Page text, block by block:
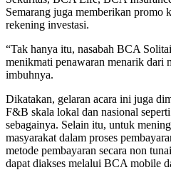
Semarang juga memberikan promo
rekening investasi.
“Tak hanya itu, nasabah BCA
menikmati penawaran menarik dari
imbuhnya.
Dikatakan, gelaran acara ini juga
F&B skala lokal dan nasional
sebagainya. Selain itu, untuk
masyarakat dalam proses
metode pembayaran secara non
dapat diakses melalui BCA mobile